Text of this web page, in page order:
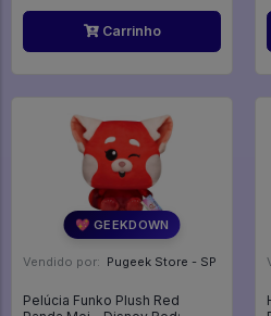
Carrinho
💖 GEEKDOWN
Vendido por: Pugeek Store - SP
Pelúcia Funko Plush Red